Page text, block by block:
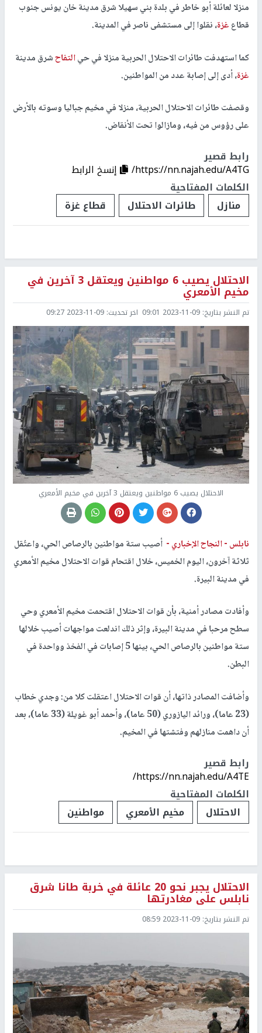
منزلا لعائلة أبو خاطر في بلدة بني سهيلا شرق مدينة خان يونس جنوب
قطاعغزة، نقلوا إلى مستشفى ناصر في المدينة.
كما استهدفت طائرات الاحتلال الحربية منزلا في حيالتفاحشرق مدينة
غزة، أدى إلى إصابة عدد من المواطنين.
وقصفت طائرات الاحتلال الحربية، منزلا في مخيم جباليا وسوته بالأرض
على رؤوس من فيه، ومازالوا تحت الأنقاض.
رابط قصير
https://nn.najah.edu/A4TG/
إنسخ الرابط
الكلمات المفتاحية
منازل
طائرات الاحتلال قطاع غزة
الاحتلال يصيب 6 مواطنين ويعتقل 3 آخرين في
مخيم الأمعري
تم النشر بتاريخ: 2023-11-09 09:01 اخر تحديث: 2023-11-09 09:27
الاحتلال يصيب 6 مواطنين ويعتقل 3 آخرين في مخيم الأمعري
نابلس -النجاح الإخباري - أصيب ستة مواطنين بالرصاص الحي، واعتُقل
ثلاثة آخرون، اليوم الخميس، خلال اقتحام قوات الاحتلال مخيم الأمعري
في مدينة البيرة.
وأفادت مصادر أمنية، بأن قوات الاحتلال اقتحمت مخيم الأمعري وحي
سطح مرحبا في مدينة البيرة، وإثر ذلك اندلعت مواجهات أصيب خلالها
ستة مواطنين بالرصاص الحي، بينها 5 إصابات في الفخذ وواحدة في
البطن.
وأضافت المصادر ذاتها، أن قوات الاحتلال اعتقلت كلا من: وجدي خطاب
(23 عاما)، ورائد اليازوري (50 عاما)، وأحمد أبو غويلة (33 عاما)، بعد
أن داهمت منازلهم وفتشتها في المخيم.
رابط قصير
https://nn.najah.edu/A4TE/
الكلمات المفتاحية
الاحتلال
مخيم الأمعري مواطنين
الاحتلال يجبر نحو 20 عائلة في خربة طانا شرق
نابلس على مغادرتها
تم النشر بتاريخ: 2023-11-09 08:59